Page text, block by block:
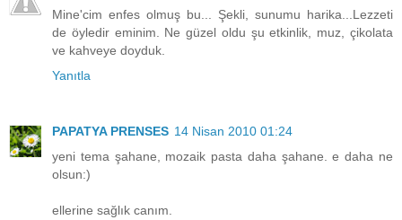
Mine'cim enfes olmuş bu... Şekli, sunumu harika...Lezzeti
de öyledir eminim. Ne güzel oldu şu etkinlik, muz, çikolata
ve kahveye doyduk.
Yanıtla
PAPATYA PRENSES 14 Nisan 2010 01:24
yeni tema şahane, mozaik pasta daha şahane. e daha ne
olsun:)
ellerine sağlık canım.